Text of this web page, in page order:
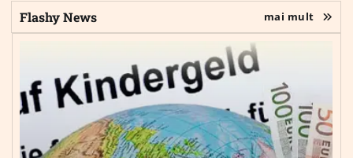
Flashy News mai mult